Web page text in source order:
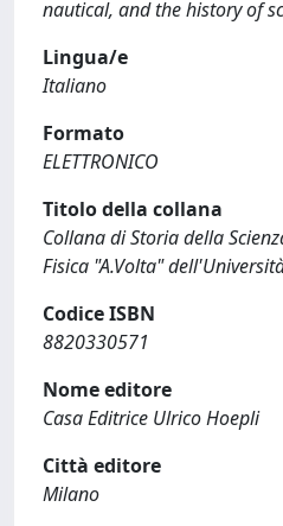
nautical, and the history of
Lingua/e
Italiano
Formato
ELETTRONICO
Titolo della collana
Collana di Storia della
Fisica "A.Volta"
Codice ISBN
8820330571
Nome editore
Casa Editrice Ulrico Hoepli
Città editore
Milano